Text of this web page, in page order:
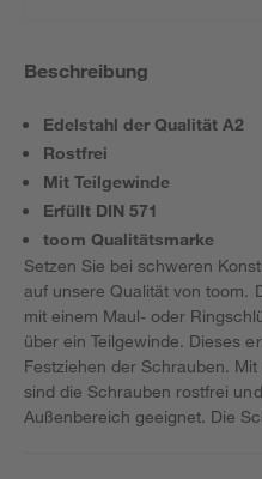
Beschreibung
Edelstahl der Qualität A2
Rostfrei
Mit Teilgewinde
Erfüllt DIN 571
toom Qualitätsmarke
Setzen Sie bei schweren
auf unsere Qualität von toom.
mit einem Maul- oder
über ein Teilgewinde. Dieses
Festziehen der Schrauben.
sind die Schrauben rostfrei
Außenbereich geeignet. Die